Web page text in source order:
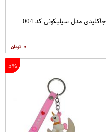
جاکلیدی مدل سیلیکونی کد 004
۰
5%